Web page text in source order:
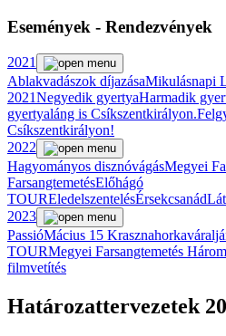
Események - Rendezvények
2021
Ablakvadászok díjazásaMikulásnapi
2021Negyedik gyertyaHarmadik
gyertyaláng is Csíkszentkirályon.
Csíkszentkirályon!
2022
Hagyományos disznóvágásMegyei
FarsangtemetésElőhágó
TOUREledelszentelésÉrsekcsanád
2023
PassióMácius 15
TOURMegyei Farsangtemetés
filmvetítés
Határozattervezetek